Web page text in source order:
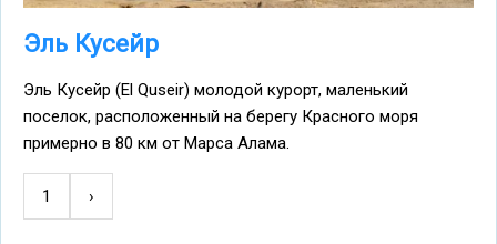
Эль Кусейр
Эль Кусейр (El Quseir) молодой курорт, маленький
поселок, расположенный на берегу Красного моря
примерно в 80 км от Марса Алама.
Нумерация
1
Следующая
страница
›